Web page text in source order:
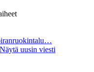
Näytä uusin viesti